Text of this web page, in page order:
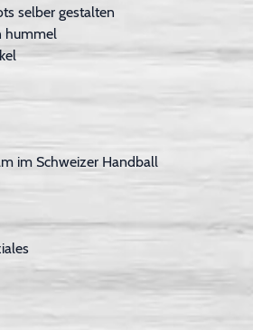
selber gestalten
hummel
im Schweizer Handball